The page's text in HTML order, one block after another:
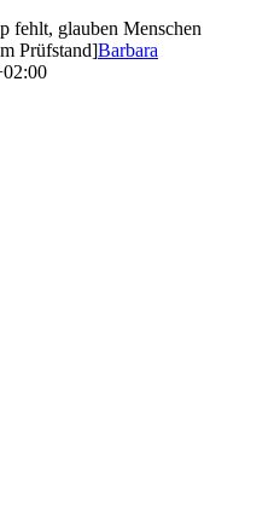
fehlt, glauben Menschen
Prüfstand]Barbara